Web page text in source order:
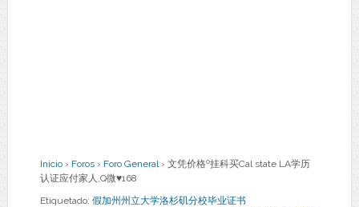
Inicio › Foros › Foro General › 文凭价格º挂科买Cal state LA学历
认证应付家人,Q微♥168
Etiquetado: 假加州州立大学洛杉矶分校毕业证书